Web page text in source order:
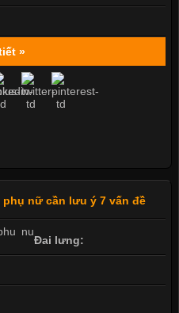
»
nữ cần lưu ý 7 vấn đề
Đai lưng: